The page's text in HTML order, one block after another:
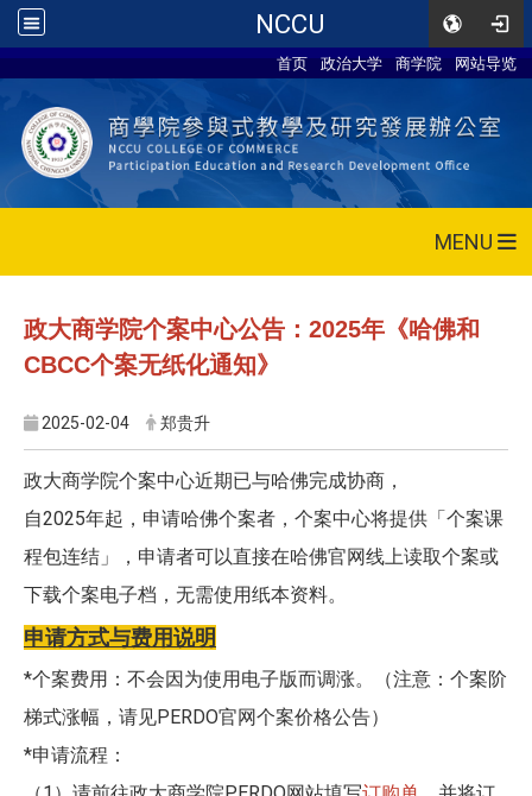
NCCU
首页 政治大学 商学院 网站导览
MENU
政大商学院个案中心公告：2025年《哈佛和
CBCC个案无纸化通知》
2025-02-04 郑贵升
政大商学院个案中心近期已与哈佛完成协商，
自2025年起，申请哈佛个案者，个案中心将提供「个案课
程包连结」，申请者可以直接在哈佛官网线上读取个案或
下载个案电子档，无需使用纸本资料。
申请方式与费用说明
*个案费用：不会因为使用电子版而调涨。（注意：个案阶
梯式涨幅，请见PERDO官网个案价格公告）
*申请流程：